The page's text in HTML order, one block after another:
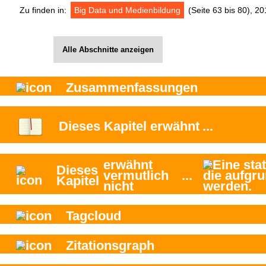
Zu finden in: Big Data und Medienbildung (Seite 63 bis 80),
Alle Abschnitte anzeigen
Zusammenfassungen
Dieses Kapitel erwähnt ...
Dieses
Kapitel
erwähnt
vermutlich
nicht
...
Tagcloud
Zitationsgraph